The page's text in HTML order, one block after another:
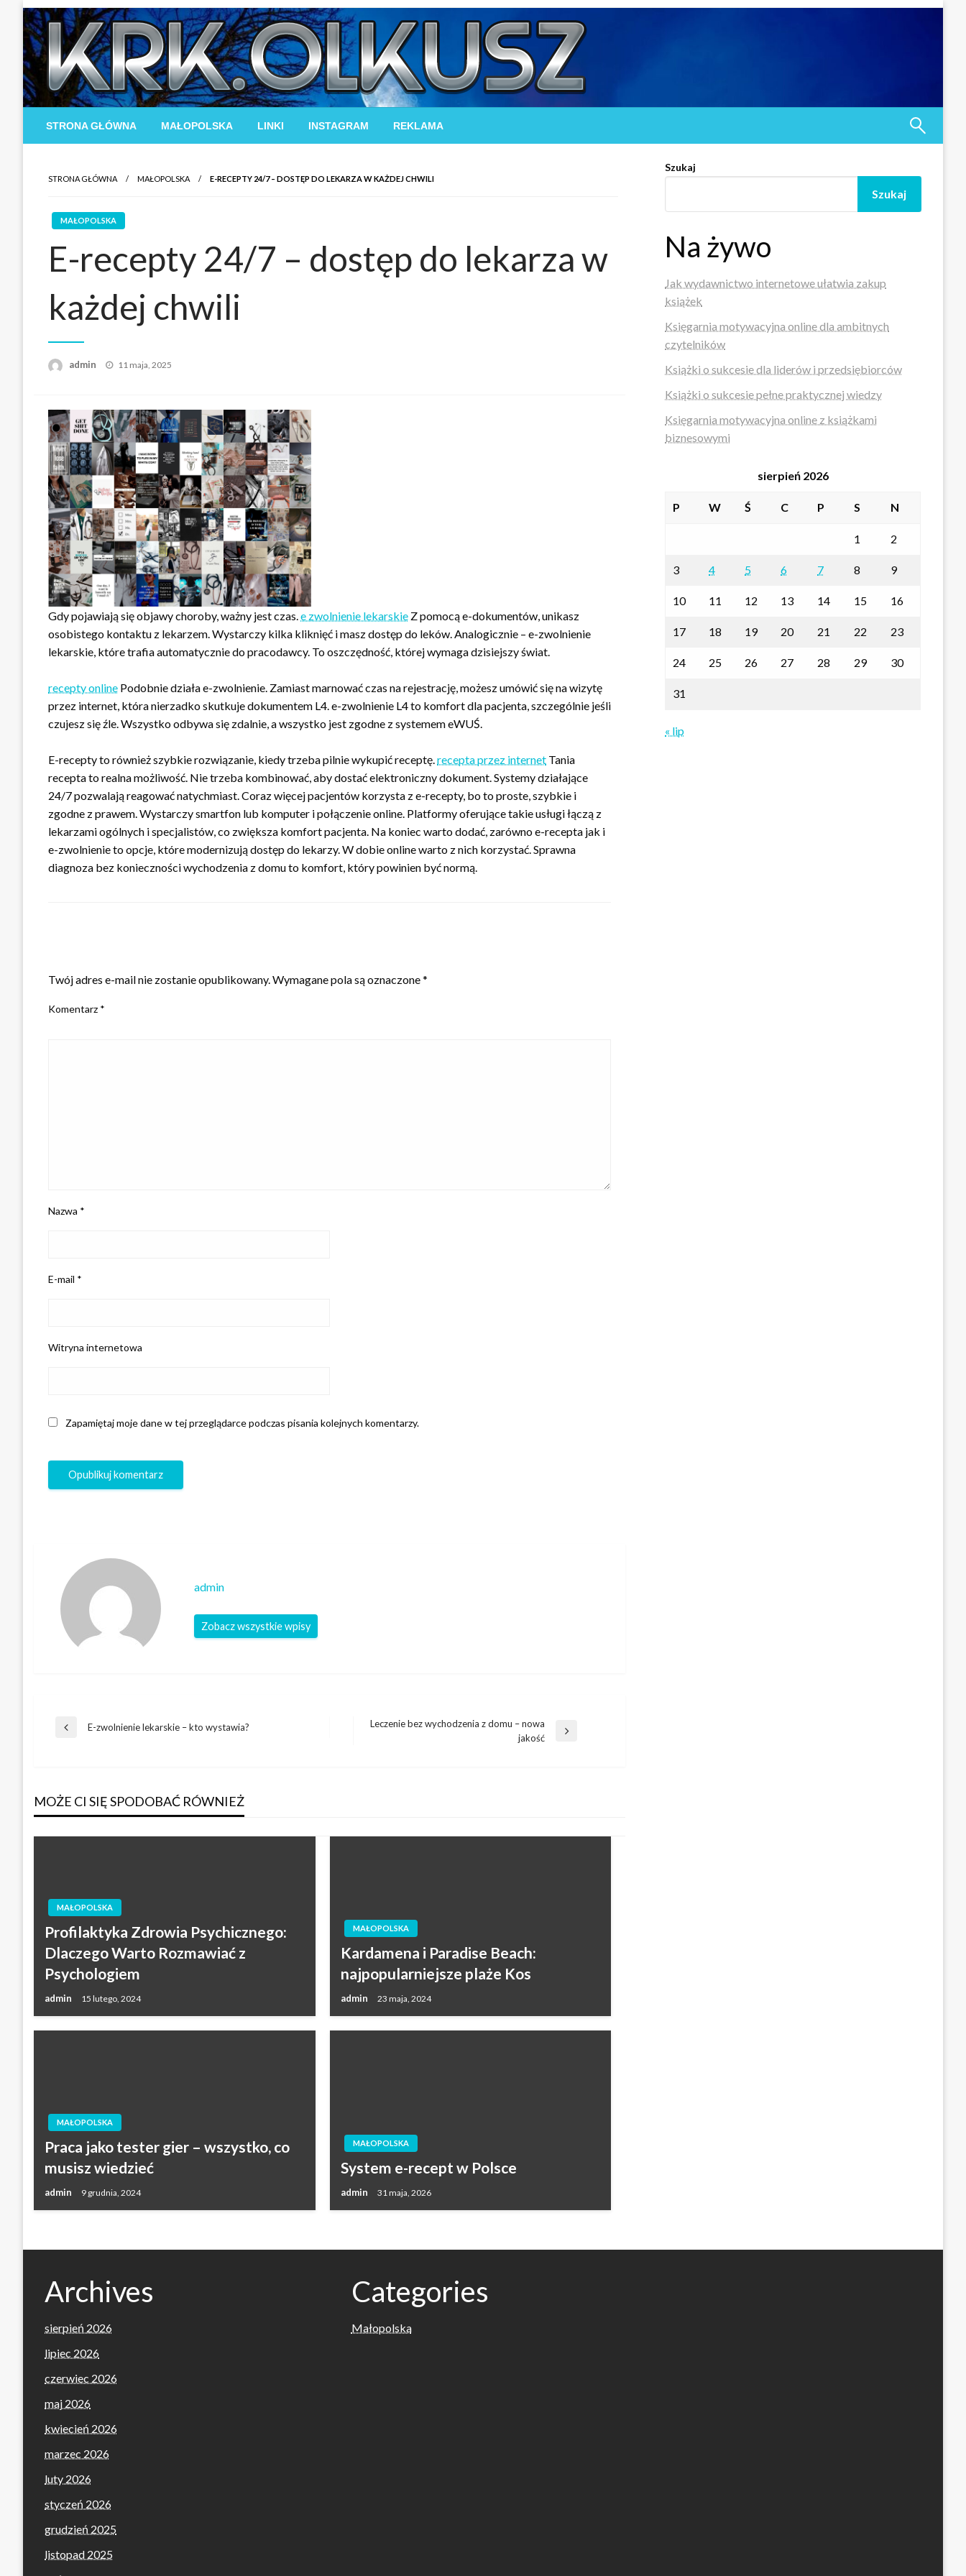
content
STRONA GŁÓWNA MAŁOPOLSKA LINKI INSTAGRAM REKLAMA
STRONA GŁÓWNA MAŁOPOLSKA E-RECEPTY 24/7 – DOSTĘP DO LEKARZA W KAŻDEJ CHWILI
MAŁOPOLSKA
E-recepty 24/7 – dostęp do lekarza w
każdej chwili
admin
Opublikowane
11 maja, 2025
Gdy pojawiają się objawy choroby, ważny jest czas.e zwolnienie lekarskie Z pomocą e-dokumentów, unikasz
osobistego kontaktu z lekarzem. Wystarczy kilka kliknięć i masz dostęp do leków. Analogicznie – e-zwolnienie
lekarskie, które trafia automatycznie do pracodawcy. To oszczędność, której wymaga dzisiejszy świat.
recepty online Podobnie działa e-zwolnienie. Zamiast marnować czas na rejestrację, możesz umówić się na wizytę
przez internet, która nierzadko skutkuje dokumentem L4. e-zwolnienie L4 to komfort dla pacjenta, szczególnie jeśli
czujesz się źle. Wszystko odbywa się zdalnie, a wszystko jest zgodne z systemem eWUŚ.
E-recepty to również szybkie rozwiązanie, kiedy trzeba pilnie wykupić receptę.recepta przez internet Tania
recepta to realna możliwość. Nie trzeba kombinować, aby dostać elektroniczny dokument. Systemy działające
24/7 pozwalają reagować natychmiast. Coraz więcej pacjentów korzysta z e-recepty, bo to proste, szybkie i
zgodne z prawem. Wystarczy smartfon lub komputer i połączenie online. Platformy oferujące takie usługi łączą z
lekarzami ogólnych i specjalistów, co zwiększa komfort pacjenta. Na koniec warto dodać, zarówno e-recepta jak i
e-zwolnienie to opcje, które modernizują dostęp do lekarzy. W dobie online warto z nich korzystać. Sprawna
diagnoza bez konieczności wychodzenia z domu to komfort, który powinien być normą.
Twój adres e-mail nie zostanie opublikowany.Wymagane pola są oznaczone*
Komentarz *
Nazwa *
E-mail *
Witryna internetowa
Zapamiętaj moje dane w tej przeglądarce podczas pisania kolejnych komentarzy.
admin
Zobacz wszystkie wpisy
Nawigacja
Poprzedni
E-zwolnienie lekarskie – kto wystawia?
Leczenie bez wychodzenia z domu – nowa
jakość
MOŻE CI SIĘ SPODOBAĆ RÓWNIEŻ
MAŁOPOLSKA
Profilaktyka Zdrowia Psychicznego:
Dlaczego Warto Rozmawiać z
Psychologiem
admin 15 lutego, 2024
MAŁOPOLSKA
Kardamena i Paradise Beach:
najpopularniejsze plaże Kos
admin 23 maja, 2024
MAŁOPOLSKA
Praca jako tester gier – wszystko, co
musisz wiedzieć
admin 9 grudnia, 2024
MAŁOPOLSKA
System e-recept w Polsce
admin 31 maja, 2026
Szukaj
Szukaj
Na żywo
Jak wydawnictwo internetowe ułatwia zakup
książek
Księgarnia motywacyjna online dla ambitnych
czytelników
Książki o sukcesie dla liderów i przedsiębiorców
Książki o sukcesie pełne praktycznej wiedzy
Księgarnia motywacyjna online z książkami
biznesowymi
sierpień 2026
P W Ś C P S N
1 2
3 4 5 6 7 8 9
10 11 12 13 14 15 16
17 18 19 20 21 22 23
24 25 26 27 28 29 30
31
« lip
Archives
sierpień 2026
lipiec 2026
czerwiec 2026
maj 2026
kwiecień 2026
marzec 2026
luty 2026
styczeń 2026
grudzień 2025
listopad 2025
Categories
Małopolska